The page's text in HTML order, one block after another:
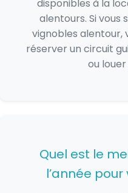
disponibles à la
alentours. Si vous
vignobles alentour,
réserver un circuit
ou
Quel est le
l’année